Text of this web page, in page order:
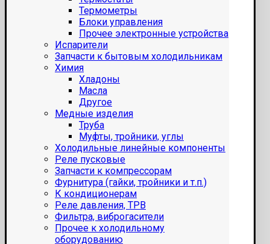
Термометры
Блоки управления
Прочее электронные устройства
Испарители
Запчасти к бытовым холодильникам
Химия
Хладоны
Масла
Другое
Медные изделия
Труба
Муфты, тройники, углы
Холодильные линейные компоненты
Реле пусковые
Запчасти к компрессорам
Фурнитура (гайки, тройники и т.п.)
К кондиционерам
Реле давления, ТРВ
Фильтра, виброгасители
Прочее к холодильному
оборудованию